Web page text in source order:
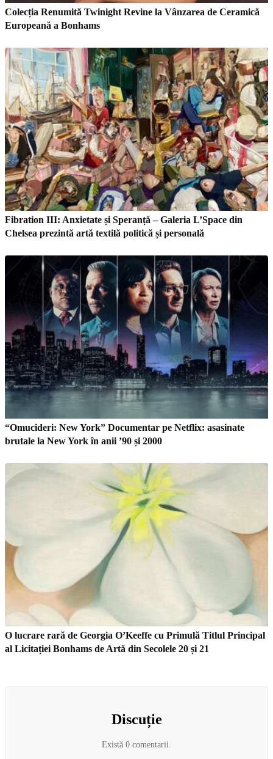
Colecția Renumită Twinight Revine la Vânzarea de Ceramică
Europeană a Bonhams
Fibration III: Anxietate și Speranță – Galeria L’Space din
Chelsea prezintă artă textilă politică și personală
“Omucideri: New York” Documentar pe Netflix: asasinate
brutale la New York în anii ’90 și 2000
O lucrare rară de Georgia O’Keeffe cu Primulă Titlul Principal
al Licitației Bonhams de Artă din Secolele 20 și 21
Discuție
Există 0 comentarii.